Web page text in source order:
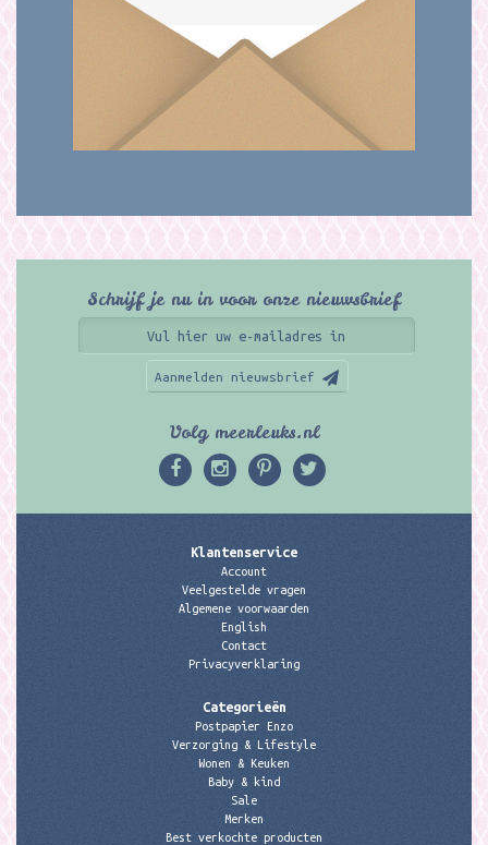
Schrijf je nu in voor onze nieuwsbrief
Aanmelden nieuwsbrief
Volg meerleuks.nl
Klantenservice
Account
Veelgestelde vragen
Algemene voorwaarden
English
Contact
Privacyverklaring
Categorieën
Postpapier Enzo
Verzorging & Lifestyle
Wonen & Keuken
Baby & kind
Sale
Merken
Best verkochte producten